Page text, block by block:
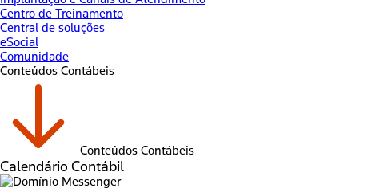
Centro de Treinamento
Central de soluções
eSocial
Comunidade
Conteúdos Contábeis
Conteúdos Contábeis
Calendário Contábil